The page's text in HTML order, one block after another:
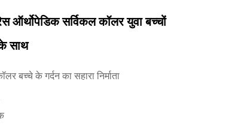
ऑर्थोपेडिक सर्विकल कॉलर युवा बच्चों
साथ
बच्चे के गर्दन का सहारा निर्माता